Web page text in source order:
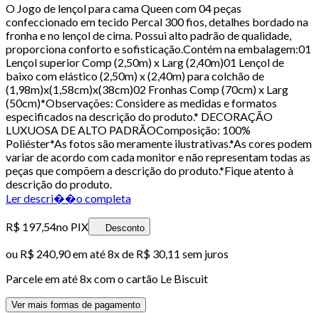
O Jogo de lençol para cama Queen com 04 peças
confeccionado em tecido Percal 300 fios, detalhes bordado na
fronha e no lençol de cima. Possui alto padrão de qualidade,
proporciona conforto e sofisticação.Contém na embalagem:01
Lençol superior Comp (2,50m) x Larg (2,40m)01 Lençol de
baixo com elástico (2,50m) x (2,40m) para colchão de
(1,98m)x(1,58cm)x(38cm)02 Fronhas Comp (70cm) x Larg
(50cm)*Observações: Considere as medidas e formatos
especificados na descrição do produto.* DECORAÇÃO
LUXUOSA DE ALTO PADRÃOComposição: 100%
Poliéster*As fotos são meramente ilustrativas.*As cores podem
variar de acordo com cada monitor e não representam todas as
peças que compõem a descrição do produto.*Fique atento à
descrição do produto.
Ler descri��o completa
R$ 197,54no PIX Desconto
ou R$ 240,90em até8x de R$ 30,11 sem juros
Parcele em até8x com o cartão Le Biscuit
Ver mais formas de pagamento